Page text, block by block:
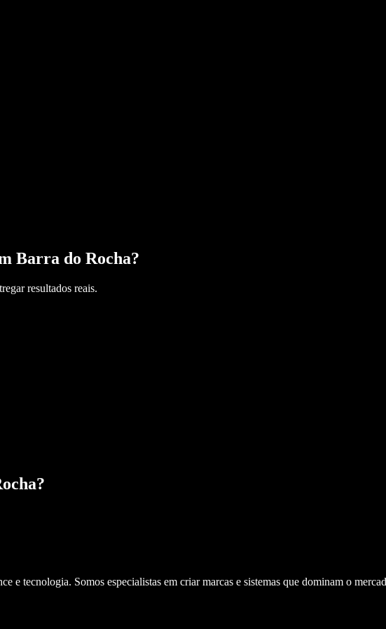
Barra do Rocha?
resultados reais.
?
e tecnologia. Somos especialistas em criar marcas e sistemas que dominam o